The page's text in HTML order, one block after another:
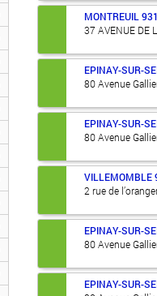
MONTREUIL
37 AVENUE DE
EPINAY-SUR-
80 Avenue
EPINAY-SUR-
80 Avenue
VILLEMOMBLE
2 rue de
EPINAY-SUR-
80 Avenue
EPINAY-SUR-